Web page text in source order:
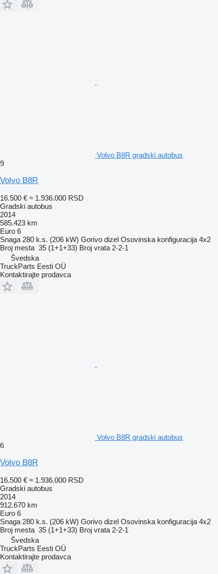
Volvo B8R gradski autobus
9
Volvo B8R
16.500 € ≈ 1.936.000 RSD
Gradski autobus
2014
585.423 km
Euro 6
Snaga 280 k.s. (206 kW) Gorivo dizel Osovinska konfiguracija 4x2
Broj mesta 35 (1+1+33) Broj vrata 2-2-1
Švedska
TruckParts Eesti OÜ
Kontaktirajte prodavca
Volvo B8R gradski autobus
6
Volvo B8R
16.500 € ≈ 1.936.000 RSD
Gradski autobus
2014
912.670 km
Euro 6
Snaga 280 k.s. (206 kW) Gorivo dizel Osovinska konfiguracija 4x2
Broj mesta 35 (1+1+33) Broj vrata 2-2-1
Švedska
TruckParts Eesti OÜ
Kontaktirajte prodavca